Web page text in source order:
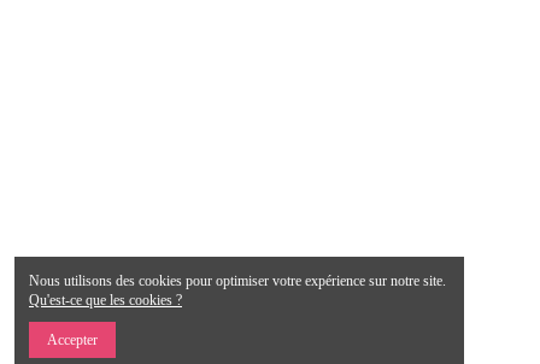
Nous utilisons des cookies pour optimiser votre expérience sur notre site.
Qu'est-ce que les cookies ?
Accepter